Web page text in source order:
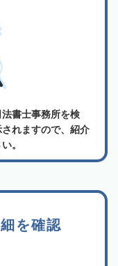
書士事務所を検
れますので、紹介
。
を確認